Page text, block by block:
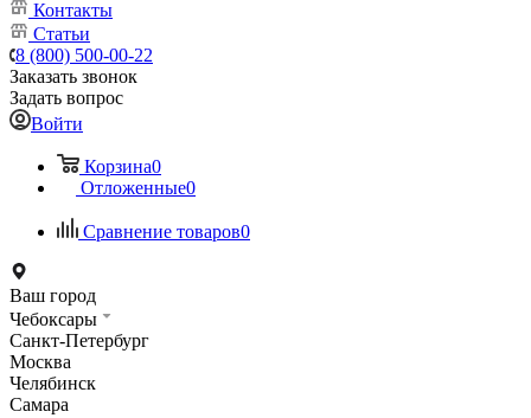
Контакты
Статьи
8 (800) 500-00-22
Заказать звонок
Задать вопрос
Войти
Корзина0
Отложенные0
Сравнение товаров0
Ваш город
Чебоксары
Санкт-Петербург
Москва
Челябинск
Самара